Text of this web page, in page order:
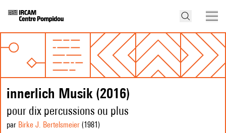
innerlich Musik (2016)
pour dix percussions ou plus
par Birke J. Bertelsmeier (1981 )